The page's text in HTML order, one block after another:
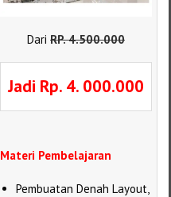
DariRP.4.500.000
Jadi Rp. 4. 000.000
Materi Pembelajaran
Pembuatan Denah Layout,